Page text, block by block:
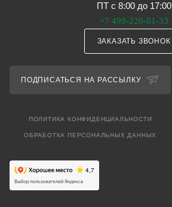
ПТ с 8:00 до 17:00
+7 499-220-01-33
ЗАКАЗАТЬ ЗВОНОК
ПОДПИСАТЬСЯ НА РАССЫЛКУ
ПОЛИТИКА КОНФИДЕНЦИАЛЬНОСТИ
ОБРАБОТКА ПЕРСОНАЛЬНЫХ ДАННЫХ